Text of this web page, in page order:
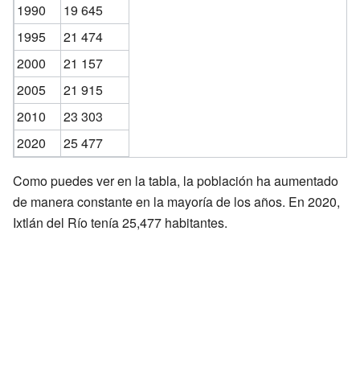
1990
19 645
1995
21 474
2000
21 157
2005
21 915
2010
23 303
2020
25 477
Como puedes ver en la tabla, la población ha aumentado
de manera constante en la mayoría de los años. En 2020,
Ixtlán del Río tenía 25,477 habitantes.